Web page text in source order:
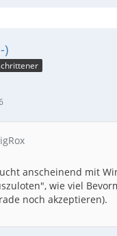
)
anscheinend mit
wie viel
noch akzeptieren).